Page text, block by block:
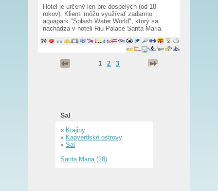
Hotel je určený len pre dospelých (od 18
rokov). Klienti môžu využívať zadarmo
aquapark "Splash Water World", ktorý sa
nachádza v hoteli Riu Palace Santa Maria.
1 2 3
Sal
« Krajiny
« Kapverdské ostrovy
« Sal
Santa Maria (28)